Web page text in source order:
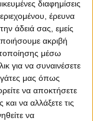
διαφημίσεις
έρευνα
άδειά σας, εμείς
ακριβή
μέσω
για να συναινέσετε
μας όπως
να αποκτήσετε
να αλλάξετε τις
να
Fotis Alexandrou